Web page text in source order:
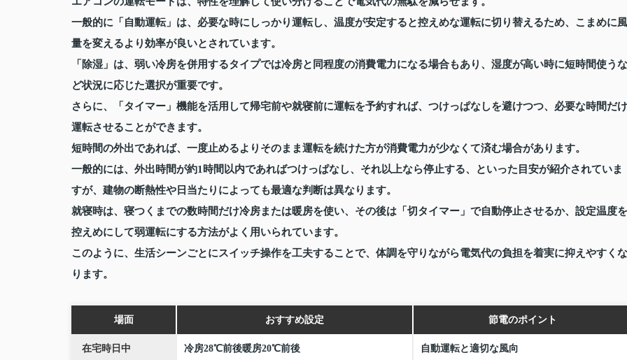
一般的に「自動運転」は、必要な時にしっかり運転し、温度が安定すると控えめな運転に切り替えるため、こまめに風
量を変えるより効率が良いとされています。
「除湿」は、弱い冷房を併用するタイプでは冷房と同程度の消費電力になる場合もあり、湿度が高い時に短時間使うな
ど状況に応じた選択が重要です。
さらに、「タイマー」機能を活用して帰宅前や就寝前に運転を予約すれば、つけっぱなしを避けつつ、必要な時間だけ
運転させることができます。
短時間の外出であれば、一度止めるよりそのまま運転を続けた方が消費電力が少なくて済む場合があります。
一般的には、外出時間が約1時間以内であればつけっぱなし、それ以上なら停止する、といった目安が紹介されていま
すが、建物の断熱性や日当たりによっても最適な判断は異なります。
就寝時は、寝つくまでの数時間だけ冷房または暖房を使い、その後は「切タイマー」で自動停止させるか、設定温度を
控えめにして弱運転にする方法がよく用いられています。
このように、生活シーンごとにスイッチ操作を工夫することで、体調を守りながら電気代の負担を着実に抑えやすくな
ります。
場面 おすすめ設定 節電のポイント
在宅時日中 冷房28℃前後暖房20℃前後 自動運転と適切な風向